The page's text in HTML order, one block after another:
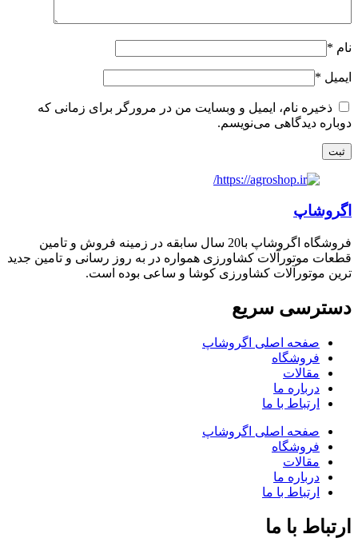
نام *
ایمیل *
ذخیره نام، ایمیل و وبسایت من در مرورگر برای زمانی که
دوباره دیدگاهی می‌نویسم.
اگروشاپ
فروشگاه اگروشاپ با20 سال سابقه در زمینه فروش و تامین
قطعات موتورآلات کشاورزی همواره در به روز رسانی و تامین جدید
ترین موتورآلات کشاورزی کوشا و ساعی بوده است.
دسترسی سریع
صفحه اصلی اگروشاپ
فروشگاه
مقالات
درباره ما
ارتباط با ما
صفحه اصلی اگروشاپ
فروشگاه
مقالات
درباره ما
ارتباط با ما
ارتباط با ما